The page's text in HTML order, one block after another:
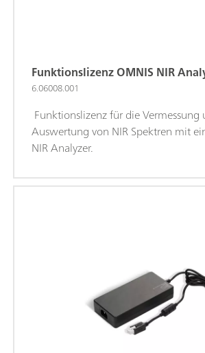
Funktionslizenz OMNIS NIR
6.06008.001
Funktionslizenz für die Vermessung
Auswertung von NIR Spektren mit
NIR Analyzer.